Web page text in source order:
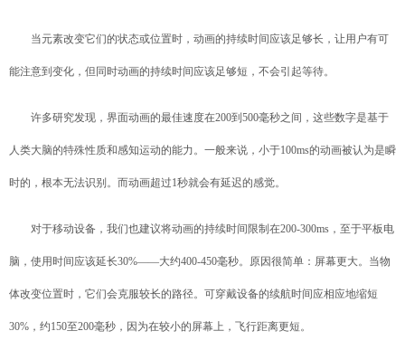
当元素改变它们的状态或位置时，动画的持续时间应该足够长，让用户有可
能注意到变化，但同时动画的持续时间应该足够短，不会引起等待。
许多研究发现，界面动画的最佳速度在200到500毫秒之间，这些数字是基于
人类大脑的特殊性质和感知运动的能力。一般来说，小于100ms的动画被认为是瞬
时的，根本无法识别。而动画超过1秒就会有延迟的感觉。
对于移动设备，我们也建议将动画的持续时间限制在200-300ms，至于平板电
脑，使用时间应该延长30%——大约400-450毫秒。原因很简单：屏幕更大。当物
体改变位置时，它们会克服较长的路径。可穿戴设备的续航时间应相应地缩短
30%，约150至200毫秒，因为在较小的屏幕上，飞行距离更短。